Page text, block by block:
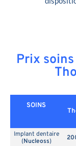
Prix
SOINS
Implant dentaire
(Nucleoss)